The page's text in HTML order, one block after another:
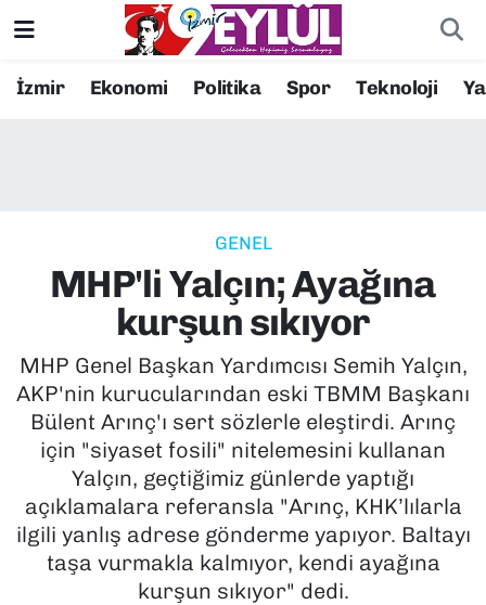
İzmir Ekonomi Politika Spor Teknoloji
GENEL
MHP'li Yalçın; Ayağına
kurşun sıkıyor
MHP Genel Başkan Yardımcısı Semih Yalçın,
AKP'nin kurucularından eski TBMM Başkanı
Bülent Arınç'ı sert sözlerle eleştirdi. Arınç
için "siyaset fosili" nitelemesini kullanan
Yalçın, geçtiğimiz günlerde yaptığı
açıklamalara referansla "Arınç, KHK’lılarla
ilgili yanlış adrese gönderme yapıyor. Baltayı
taşa vurmakla kalmıyor, kendi ayağına
kurşun sıkıyor" dedi.
Resmi İlanlar
EKONOMİ
KÜLTÜR SANAT
MAGAZİN
POLİTİKA
SAĞLIK
SPOR
Konak Nöbetçi Eczaneler
Süper Lig Puan Durumu ve Fikstür
Tüm Manşetler
Son Dakika Haberleri
Haber Arşivi